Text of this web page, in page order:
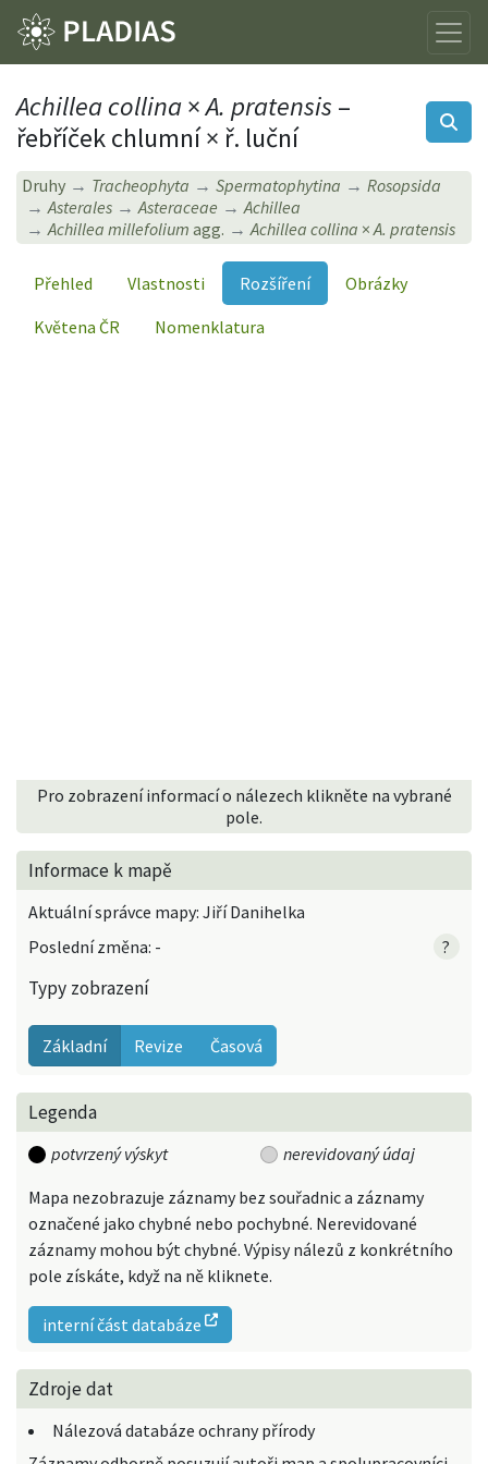
Achillea collina×A. pratensis –
řebříček chlumní × ř. luční
Druhy Tracheophyta Spermatophytina
Rosopsida
Asterales
Asteraceae
Achillea
Achillea millefolium agg. Achillea collina ×A. pratensis
Přehled Vlastnosti Rozšíření
Obrázky
Květena ČR
Nomenklatura
Pro zobrazení informací o nálezech klikněte na vybrané
pole.
Informace k mapě
Aktuální správce mapy: Jiří Danihelka
Poslední změna: -
?
Typy zobrazení
Základní Revize Časová
Legenda
potvrzený výskyt
nerevidovaný údaj
Mapa nezobrazuje záznamy bez souřadnic a záznamy
označené jako chybné nebo pochybné. Nerevidované
záznamy mohou být chybné. Výpisy nálezů z konkrétního
pole získáte, když na ně kliknete.
interní část databáze
Zdroje dat
Nálezová databáze ochrany přírody